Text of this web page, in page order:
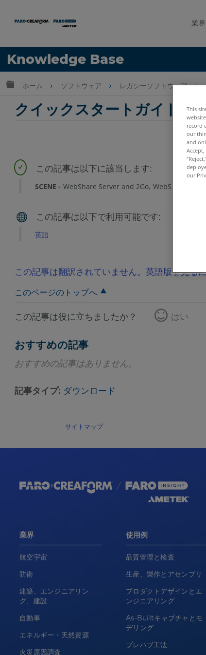
業界
Knowledge Base
言語
グローバル階層を展開/折りたたむ
ホーム ソフトウェア レガシーソフトウェア
クイックスタートガイド :
SCENE WebShare Server and 2Go WebShare
英語
この記事は翻訳されていません。英語版を見る
このページのトップへ
この記事は役に立ちましたか？ はい
おすすめの記事
おすすめの記事はありません。
記事タイプ ダウンロード
サイトマップ
業界
航空宇宙
防衛
建築、エンジニアリン
グ、建設
自動車
エネルギー・天然資源
火災原因調査
使用例
品質管理と検査
生産、製作とアセンブリ
プロダクトデザインとエ
ンジニアリング
As-Builtキャプチャとモ
デリング
プレハブ工法
This
record
our
and
our